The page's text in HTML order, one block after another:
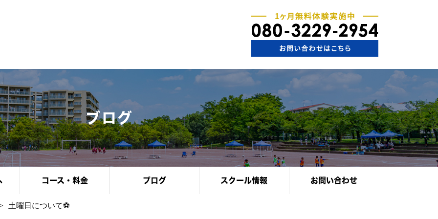
ブログ
コース・料金 ブログ スクール情報 お問い合わせ
土曜日について⚽️